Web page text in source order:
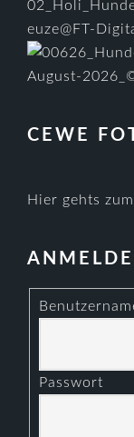
CEWE
Hier gehts
Passwort